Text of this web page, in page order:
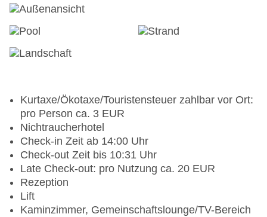
Kurtaxe/Ökotaxe/Touristensteuer zahlbar vor Ort:
pro Person ca. 3 EUR
Nichtraucherhotel
Check-in Zeit ab 14:00 Uhr
Check-out Zeit bis 10:31 Uhr
Late Check-out: pro Nutzung ca. 20 EUR
Rezeption
Lift
Kaminzimmer, Gemeinschaftslounge/TV-Bereich